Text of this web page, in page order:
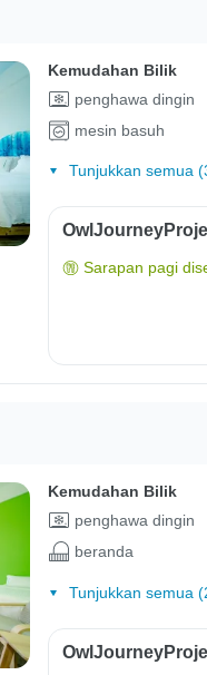
Kemudahan Bilik
penghawa dingin
mesin basuh
Tunjukkan semua
Sarapan pagi
Kemudahan Bilik
penghawa dingin
beranda
Tunjukkan semua